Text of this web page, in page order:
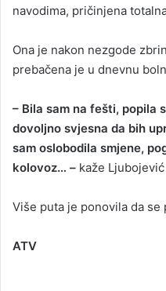
navodima, pričinjena
Ona je nakon nezgode
prebačena je u dnevnu
– Bila sam na fešti, popila
dovoljno svjesna da bih
sam oslobodila smjene,
kolovoz… – kaže
Više puta je ponovila da se
ATV